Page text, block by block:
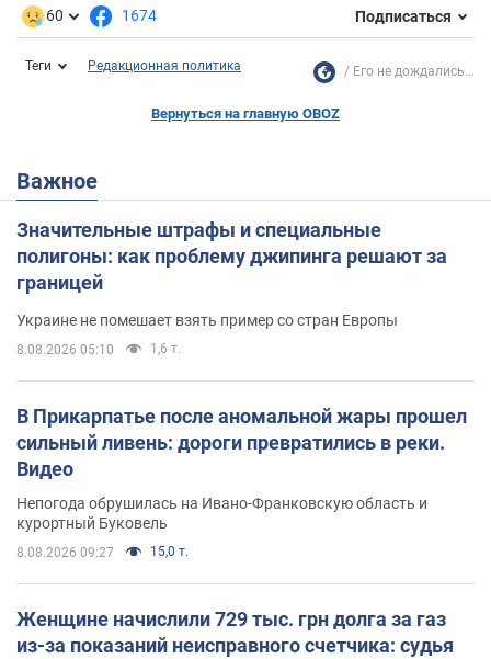
60 1674 Подписаться
Теги Редакционная политика Его не дождались...
Вернуться на главную OBOZ
Важное
Значительные штрафы и специальные
полигоны: как проблему джипинга решают за
границей
Украине не помешает взять пример со стран Европы
8.08.2026 05:10 1,6 т.
В Прикарпатье после аномальной жары прошел
сильный ливень: дороги превратились в реки.
Видео
Непогода обрушилась на Ивано-Франковскую область и
курортный Буковель
8.08.2026 09:27 15,0 т.
Женщине начислили 729 тыс. грн долга за газ
из-за показаний неисправного счетчика: судья